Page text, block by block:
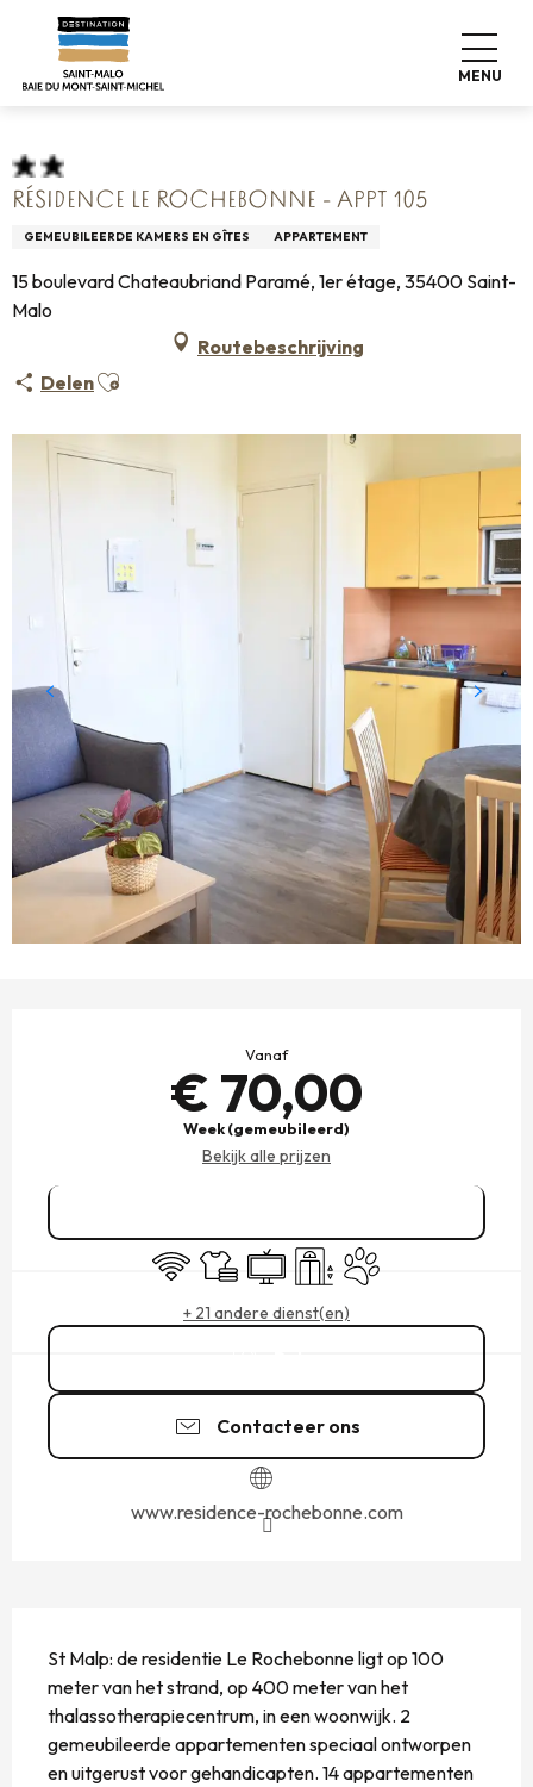
contenu
MENU
Home Pro & Pers
Info over accommodatie +
Gemeubileerde accommodatie
Résidence Le Rochebonne - Appt 105
RÉSIDENCE LE ROCHEBONNE - APPT 105
GEMEUBILEERDE KAMERS EN GÎTES APPARTEMENT
15 boulevard Chateaubriand Paramé, 1er étage, 35400 Saint-
Malo
Routebeschrijving
DelenAjouter aux favoris
Vanaf
€ 70,00
Week (gemeubileerd)
Bekijk alle prijzen
Wifi
Lakens en linnengoed
Televisie
Lift Dieren toegelaten
+ 21 andere dienst(en)
Contacteer ons
www.residence-rochebonne.com
St Malp: de residentie Le Rochebonne ligt op 100
meter van het strand, op 400 meter van het
thalassotherapiecentrum, in een woonwijk. 2
gemeubileerde appartementen speciaal ontworpen
en uitgerust voor gehandicapten. 14 appartementen